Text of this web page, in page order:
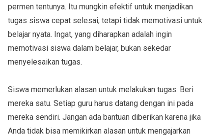
permen tentunya. Itu mungkin efektif untuk menjadikan
tugas siswa cepat selesai, tetapi tidak memotivasi untuk
belajar nyata. Ingat, yang diharapkan adalah ingin
memotivasi siswa dalam belajar, bukan sekedar
menyelesaikan tugas.
Siswa memerlukan alasan untuk melakukan tugas. Beri
mereka satu. Setiap guru harus datang dengan ini pada
mereka sendiri. Jangan ada bantuan diberikan karena jika
Anda tidak bisa memikirkan alasan untuk mengajarkan